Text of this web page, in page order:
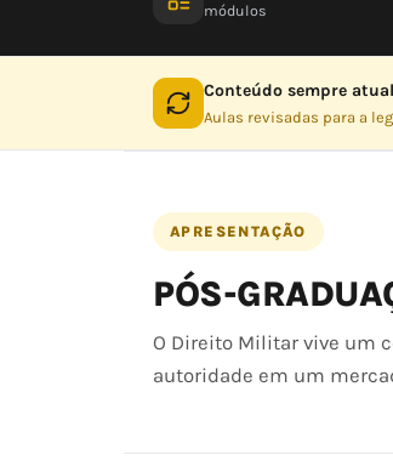
módulos
Conteúdo sempre
Aulas revisadas para a
APRESENTAÇÃO
PÓS-
O Direito Militar vive um
autoridade em um